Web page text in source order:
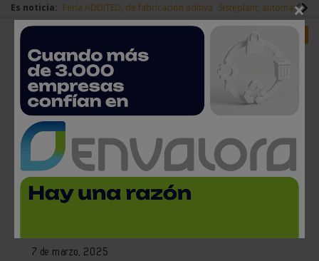
Es noticia: Feria ADDITED, de fabricación aditiva Sisteplant,
Redes Sociales Login empresas
Las mujeres sólo ocupan dos
de cada diez puestos de trabajo
7 de marzo, 2025
×